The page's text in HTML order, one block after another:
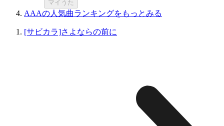
マイうた
AAAの人気曲ランキングをもっとみる
[サビカラ]さよならの前に